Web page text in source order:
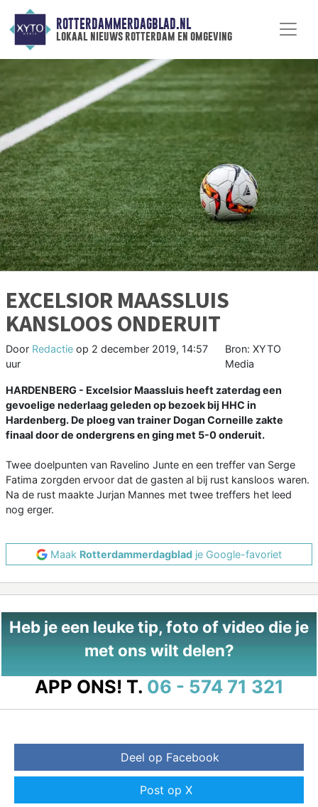
ROTTERDAMMERDAGBLAD.NL
lokaal nieuws rotterdam en omgeving
EXCELSIOR MAASSLUIS
KANSLOOS ONDERUIT
Door Redactie op 2 december 2019, 14:57
uur
Bron: XYTO
Media
HARDENBERG - Excelsior Maassluis heeft zaterdag een
gevoelige nederlaag geleden op bezoek bij HHC in
Hardenberg. De ploeg van trainer Dogan Corneille zakte
finaal door de ondergrens en ging met 5-0 onderuit.
Twee doelpunten van Ravelino Junte en een treffer van Serge
Fatima zorgden ervoor dat de gasten al bij rust kansloos waren.
Na de rust maakte Jurjan Mannes met twee treffers het leed
nog erger.
Maak Rotterdammerdagblad je Google-favoriet
Heb je een leuke tip, foto of video die je
met ons wilt delen?
APP ONS! T. 06 - 574 71 321
Deel op Facebook
Post op X